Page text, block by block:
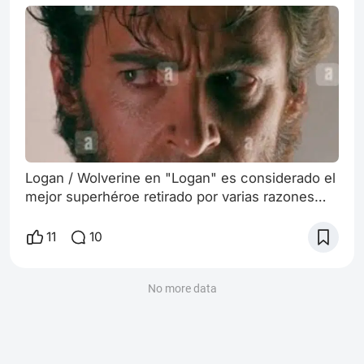
Logan / Wolverine en "Logan" es considerado el
mejor superhéroe retirado por varias razones
despedida realista y emotiva En lugar de morir
niña (su hija genética, Laura), en un acto
11 10
No more data